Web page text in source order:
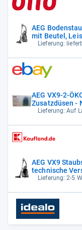
AEG
mit Beutel,
Lieferung:
AEG VX9-2-
Zusatzdüsen -
Lieferung: Auf
AEG VX9
technische
Lieferung: 2-5